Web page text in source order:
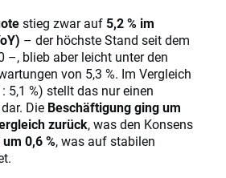
stieg zwar auf 5,2 % im
– der höchste Stand seit dem
–, blieb aber leicht unter den
von 5,3 %. Im Vergleich
5,1 %) stellt das nur einen
Die Beschäftigung ging um
zurück, was den Konsens
0,6 %, was auf stabilen